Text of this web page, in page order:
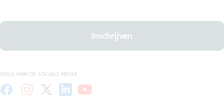
Inschrijven
VOLG VMM OP SOCIALE MEDIA